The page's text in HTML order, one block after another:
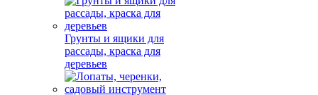
Грунты и ящики для
рассады, краска для
деревьев